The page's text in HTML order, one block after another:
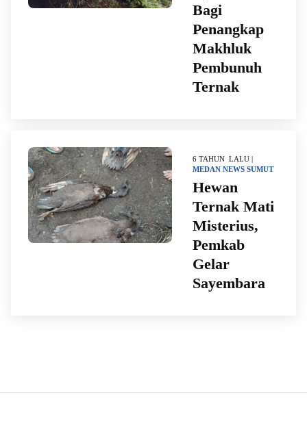
Bagi
Penangkap
Makhluk
Pembunuh
Ternak
6 TAHUN LALU |
MEDAN NEWS SUMUT
Hewan
Ternak Mati
Misterius,
Pemkab
Gelar
Sayembara